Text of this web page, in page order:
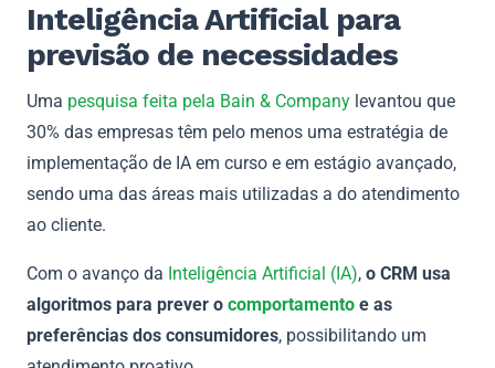
Inteligência Artificial para
previsão de necessidades
Uma pesquisa feita pela Bain & Company levantou que
30% das empresas têm pelo menos uma estratégia de
implementação de IA em curso e em estágio avançado,
sendo uma das áreas mais utilizadas a do atendimento
ao cliente.
Com o avanço da Inteligência Artificial (IA), o CRM usa
algoritmos para prever o comportamento e as
preferências dos consumidores, possibilitando um